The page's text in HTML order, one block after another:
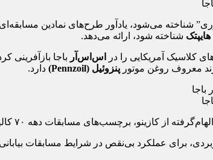
می‌شود، یادآور طرح‌های نمادین مسابقه‌ای از دهه‌های ۷۰ میلادی
هایپتک شناخته شود، ارائه می‌دهد.
کلاسیک آمریکایی را در اس‌اس‌آر باجا بازآفرینی
معروف روغن موتور پنزوئیل (Pennzoil) دارد.
برچسب‌های مسابقات دهه ۷۰ کالیفرنیا و نماد کاکتوس این خودرو به نام
برای عملکرد بی‌نقص در شرایط مسابقات